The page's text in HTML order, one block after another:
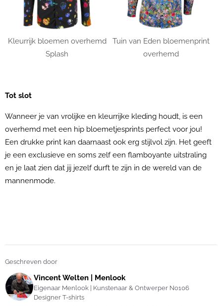
Kleurrijk bloemen overhemd
Splash
Tuin van Eden bloemenprint
overhemd
Tot slot
Wanneer je van vrolijke en kleurrijke kleding houdt, is een
overhemd met een hip bloemetjesprints perfect voor jou!
Een drukke print kan daarnaast ook erg stijlvol zijn. Het geeft
je een exclusieve en soms zelf een flamboyante uitstraling
en je laat zien dat jij jezelf durft te zijn in de wereld van de
mannenmode.
Geschreven door
Vincent Welten | Menlook
Eigenaar Menlook | Kunstenaar & Ontwerper No106
Designer T-shirts